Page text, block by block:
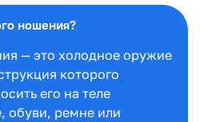
ношения?
— это холодное оружие
которого
его на теле
обуви, ремне или